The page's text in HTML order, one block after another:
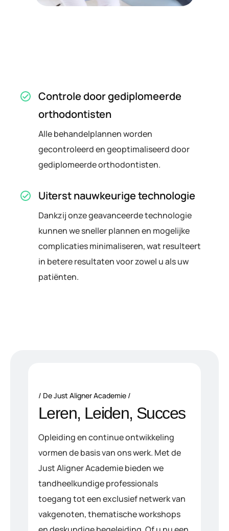
Controle door gediplomeerde
orthodontisten
Alle behandelplannen worden
gecontroleerd en geoptimaliseerd door
gediplomeerde orthodontisten.
Uiterst nauwkeurige technologie
Dankzij onze geavanceerde technologie
kunnen we sneller plannen en mogelijke
complicaties minimaliseren, wat resulteert
in betere resultaten voor zowel u als uw
patiënten.
De Just Aligner Academie
Leren, Leiden, Succes
Opleiding en continue ontwikkeling
vormen de basis van ons werk. Met de
Just Aligner Academie bieden we
tandheelkundige professionals
toegang tot een exclusief netwerk van
vakgenoten, thematische workshops